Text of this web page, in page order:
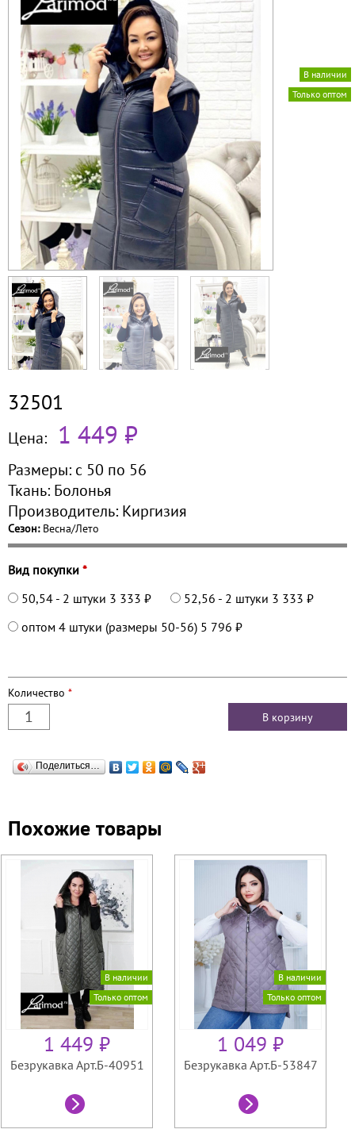
Только оптом
В наличии
32501
Цена: 1 449 ₽
Размеры: с 50 по 56
Ткань: Болонья
Производитель: Киргизия
Сезон: Весна/Лето
Вид покупки *
50,54 - 2 штуки 3 333 ₽ 52,56 - 2 штуки 3 333 ₽
оптом 4 штуки (размеры 50-56) 5 796 ₽
Количество *
Поделиться…
Похожие товары
В наличии
Только оптом
1 449 ₽
Безрукавка Арт.Б-40951
В наличии
Только оптом
1 049 ₽
Безрукавка Арт.Б-53847